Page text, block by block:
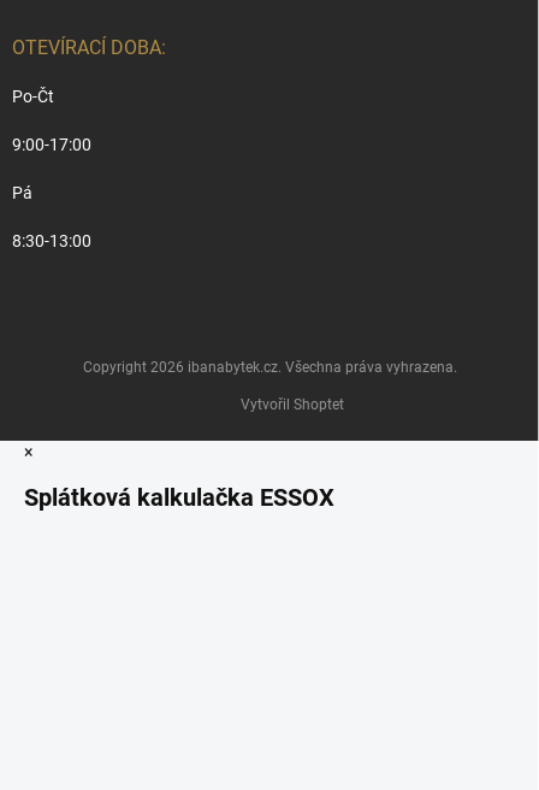
OTEVÍRACÍ DOBA:
Po-Čt
9:00-17:00
Pá
8:30-13:00
Vytvořil Shoptet
Copyright 2026 ibanabytek.cz. Všechna práva vyhrazena.
×
Splátková kalkulačka ESSOX